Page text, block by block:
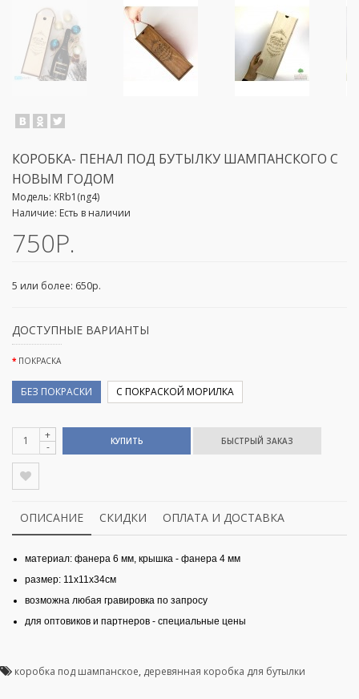
КОРОБКА- ПЕНАЛ ПОД БУТЫЛКУ ШАМПАНСКОГО С
НОВЫМ ГОДОМ
Модель: KRb1(ng4)
Наличие: Есть в наличии
750Р.
5 или более: 650р.
ДОСТУПНЫЕ ВАРИАНТЫ
ПОКРАСКА
БЕЗ ПОКРАСКИ С ПОКРАСКОЙ МОРИЛКА
+
-
КУПИТЬ
ОПИСАНИЕ СКИДКИ ОПЛАТА И ДОСТАВКА
материал: фанера 6 мм, крышка - фанера 4 мм
размер: 11х11х34см
возможна любая гравировка по запросу
для оптовиков и партнеров - специальные цены
коробка под шампанское, деревянная коробка для бутылки